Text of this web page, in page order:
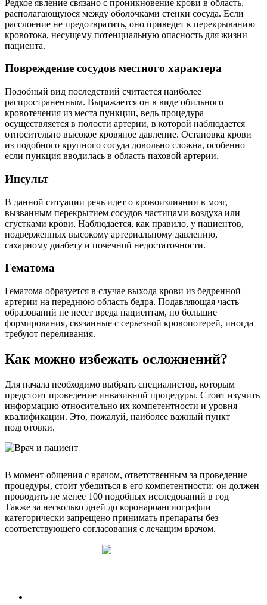
Редкое явление связано с проникновение крови в область,
располагающуюся между оболочками стенки сосуда. Если
расслоение не предотвратить, оно приведет к перекрыванию
кровотока, несущему потенциальную опасность для жизни
пациента.
Повреждение сосудов местного характера
Подобный вид последствий считается наиболее
распространенным. Выражается он в виде обильного
кровотечения из места пункции, ведь процедура
осуществляется в полости артерии, в которой наблюдается
относительно высокое кровяное давление. Остановка крови
из подобного крупного сосуда довольно сложна, особенно
если пункция вводилась в область паховой артерии.
Инсульт
В данной ситуации речь идет о кровоизлиянии в мозг,
вызванным перекрытием сосудов частицами воздуха или
сгустками крови. Наблюдается, как правило, у пациентов,
подверженных высокому артериальному давлению,
сахарному диабету и почечной недостаточности.
Гематома
Гематома образуется в случае выхода крови из бедренной
артерии на переднюю область бедра. Подавляющая часть
образований не несет вреда пациентам, но большие
формирования, связанные с серьезной кровопотерей, иногда
требуют переливания.
Как можно избежать осложнений?
Для начала необходимо выбрать специалистов, которым
предстоит проведение инвазивной процедуры. Стоит изучить
информацию относительно их компетентности и уровня
квалификации. Это, пожалуй, наиболее важный пункт
подготовки.
В момент общения с врачом, ответственным за проведение
процедуры, стоит убедиться в его компетентности: он должен
проводить не менее 100 подобных исследований в год
Также за несколько дней до коронароангиографии
категорически запрещено принимать препараты без
соответствующего согласования с лечащим врачом.